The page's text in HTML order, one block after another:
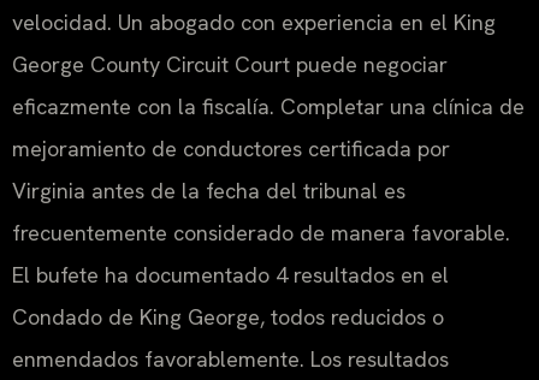
velocidad. Un abogado con experiencia en el King
George County Circuit Court puede negociar
eficazmente con la fiscalía. Completar una clínica de
mejoramiento de conductores certificada por
Virginia antes de la fecha del tribunal es
frecuentemente considerado de manera favorable.
El bufete ha documentado 4 resultados en el
Condado de King George, todos reducidos o
enmendados favorablemente. Los resultados